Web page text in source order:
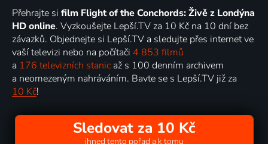
Přehrajte si film Flight of the Conchords: Živě z Londýna
HD online. Vyzkoušejte Lepší.TV za 10 Kč na 10 dní bez
závazků. Objednejte si Lepší.TV a sledujte přes internet ve
vaší televizi nebo na počítači 4 853 filmů
a 176 televizních stanic až s 100 denním archivem
a neomezeným nahráváním. Bavte se s Lepší.TV již za
10 Kč!
Sledovat za 10 Kč
ihned tento pořad a k tomu